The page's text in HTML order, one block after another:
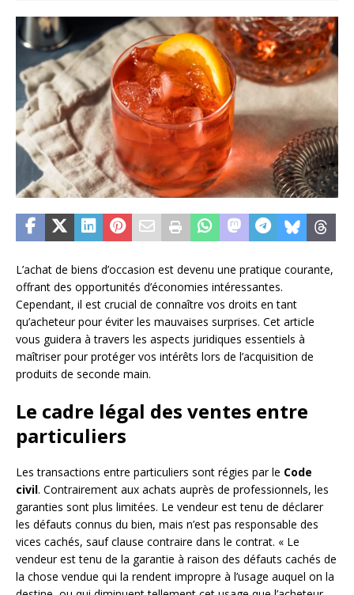
L’achat de biens d’occasion est devenu une pratique courante,
offrant des opportunités d’économies intéressantes.
Cependant, il est crucial de connaître vos droits en tant
qu’acheteur pour éviter les mauvaises surprises. Cet article
vous guidera à travers les aspects juridiques essentiels à
maîtriser pour protéger vos intérêts lors de l’acquisition de
produits de seconde main.
Le cadre légal des ventes entre
particuliers
Les transactions entre particuliers sont régies par le Code
civil. Contrairement aux achats auprès de professionnels, les
garanties sont plus limitées. Le vendeur est tenu de déclarer
les défauts connus du bien, mais n’est pas responsable des
vices cachés, sauf clause contraire dans le contrat. « Le
vendeur est tenu de la garantie à raison des défauts cachés de
la chose vendue qui la rendent impropre à l’usage auquel on la